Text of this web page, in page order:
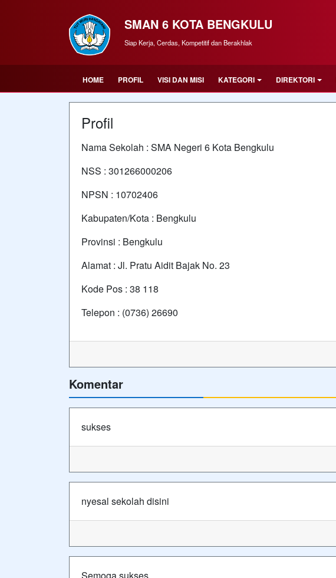
SMAN 6 KOTA BENGKULU
Siap Kerja, Cerdas, Kompetitif dan Berakhlak
HOME PROFIL VISI DAN MISI KATEGORI DIREKTORI
Profil
Nama Sekolah : SMA Negeri 6 Kota Bengkulu
NSS : 301266000206
NPSN : 10702406
Kabupaten/Kota : Bengkulu
Provinsi : Bengkulu
Alamat : Jl. Pratu Aidit Bajak No. 23
Kode Pos : 38 118
Telepon : (0736) 26690
Komentar
sukses
nyesal sekolah disini